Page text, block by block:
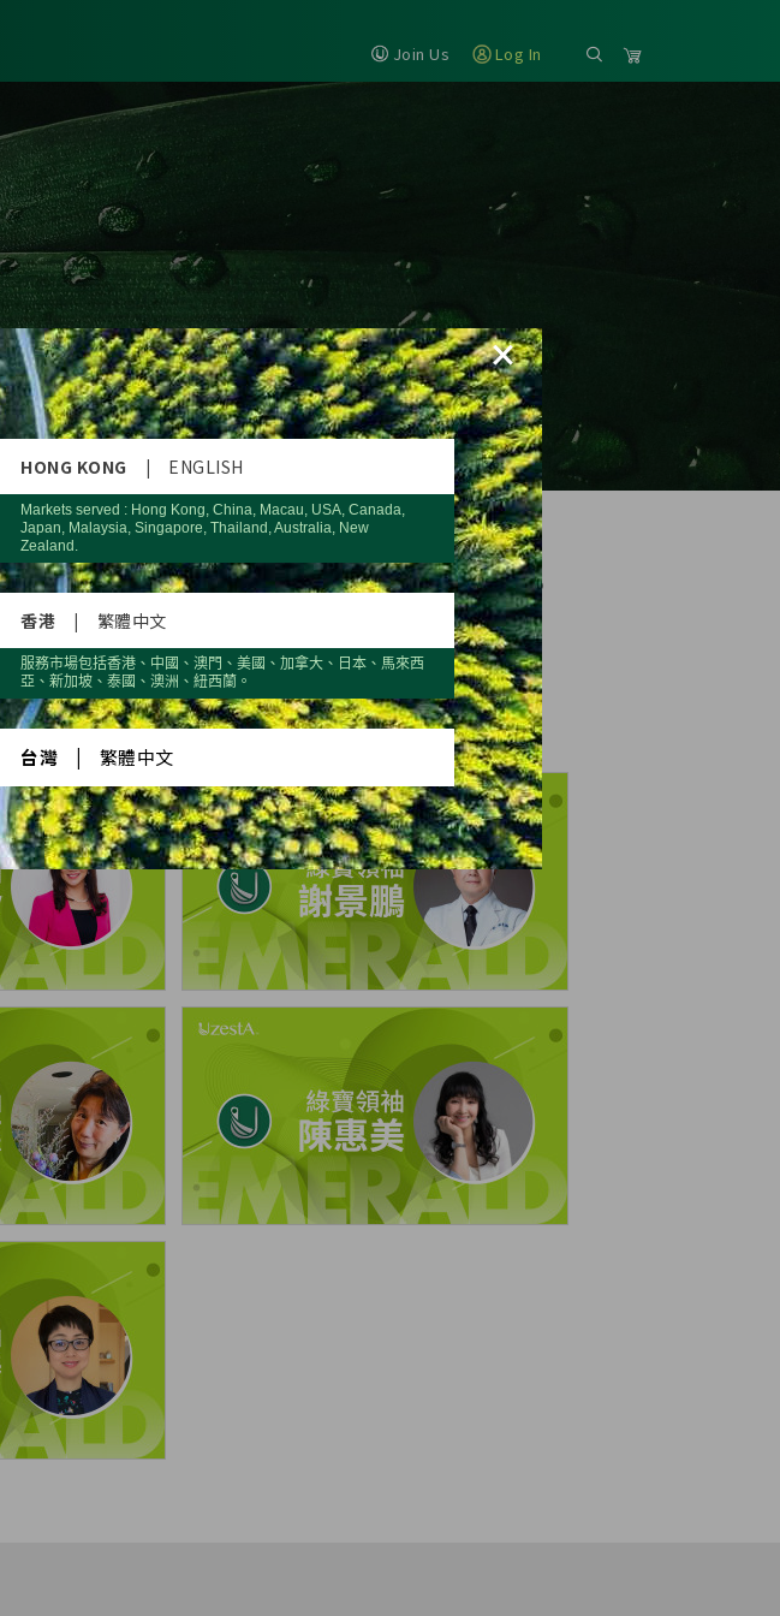
Join Us Log In
2024 2025
Quarter 4
×
HONG KONG | ENGLISH
Markets served : Hong Kong, China, Macau, USA, Canada,
Japan, Malaysia, Singapore, Thailand, Australia, New
Zealand.
香港 | 繁體中文
服務市場包括香港、中國、澳門、美國、加拿大、日本、馬來西
亞、新加坡、泰國、澳洲、紐西蘭。
台灣 繁體中文